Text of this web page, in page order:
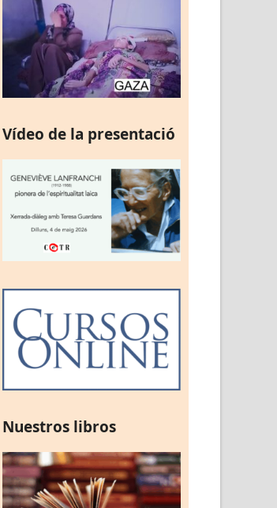
Vídeo de la presentació
Nuestros libros